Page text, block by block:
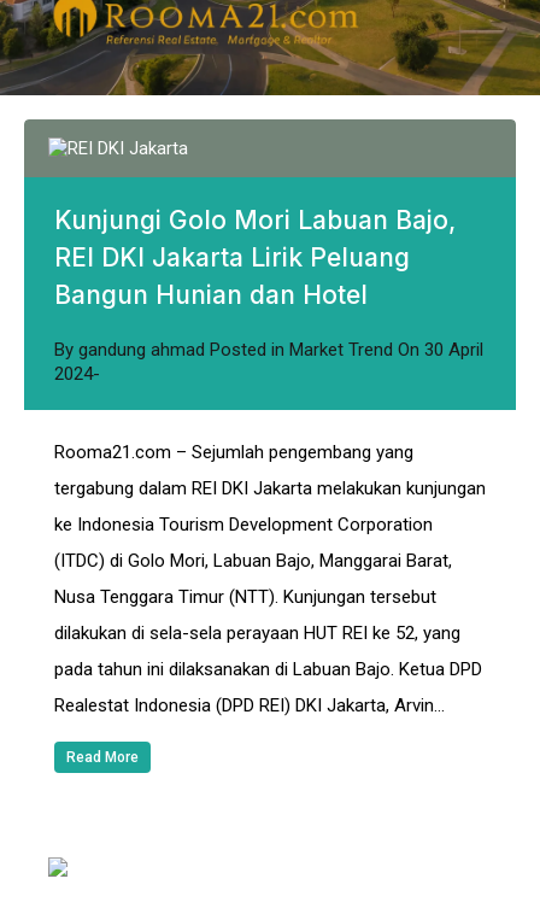
Kunjungi Golo Mori Labuan Bajo,
REI DKI Jakarta Lirik Peluang
Bangun Hunian dan Hotel
By gandung ahmad Posted in Market Trend On 30 April
2024
Rooma21.com – Sejumlah pengembang yang
tergabung dalam REI DKI Jakarta melakukan kunjungan
ke Indonesia Tourism Development Corporation
(ITDC) di Golo Mori, Labuan Bajo, Manggarai Barat,
Nusa Tenggara Timur (NTT). Kunjungan tersebut
dilakukan di sela-sela perayaan HUT REI ke 52, yang
pada tahun ini dilaksanakan di Labuan Bajo. Ketua DPD
Realestat Indonesia (DPD REI) DKI Jakarta, Arvin…
Read More